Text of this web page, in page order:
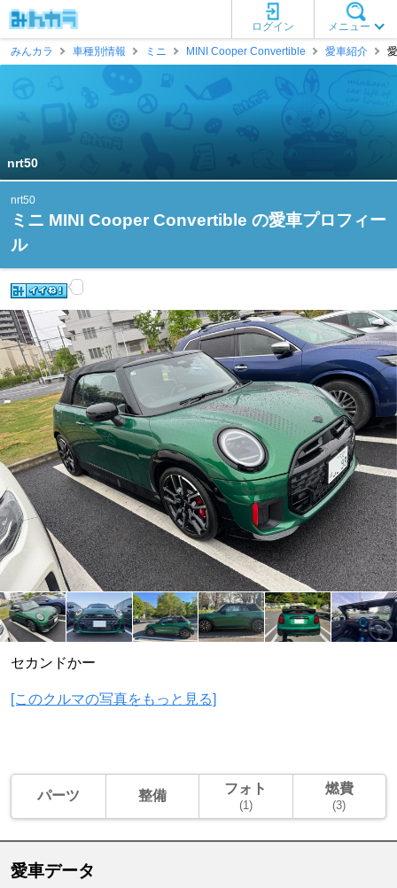
メニュー
ログイン
みんカラ
車種別情報 ミニ MINI Cooper Convertible 愛車紹介
nrt50
nrt50
ミニ MINI Cooper Convertible の愛車プロフィー
ル
セカンドかー
[このクルマの写真をもっと見る]
パーツ 整備 フォト
(1)
燃費
(3)
愛車データ